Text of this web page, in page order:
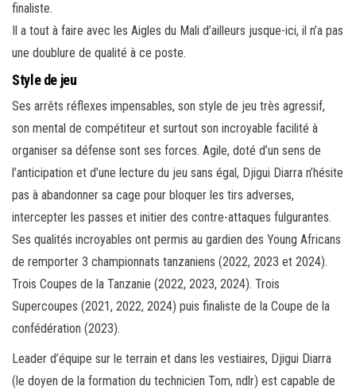
finaliste.
Il a tout à faire avec les Aigles du Mali d’ailleurs jusque-ici, il n’a pas
une doublure de qualité à ce poste.
Style de jeu
Ses arrêts réflexes impensables, son style de jeu très agressif,
son mental de compétiteur et surtout son incroyable facilité à
organiser sa défense sont ses forces. Agile, doté d’un sens de
l’anticipation et d’une lecture du jeu sans égal, Djigui Diarra n’hésite
pas à abandonner sa cage pour bloquer les tirs adverses,
intercepter les passes et initier des contre-attaques fulgurantes.
Ses qualités incroyables ont permis au gardien des Young Africans
de remporter 3 championnats tanzaniens (2022, 2023 et 2024).
Trois Coupes de la Tanzanie (2022, 2023, 2024). Trois
Supercoupes (2021, 2022, 2024) puis finaliste de la Coupe de la
confédération (2023).
Leader d’équipe sur le terrain et dans les vestiaires, Djigui Diarra
(le doyen de la formation du technicien Tom, ndlr) est capable de